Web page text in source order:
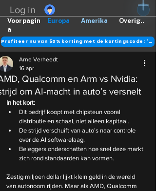
Log in
Europa Amerika Overig..
Voorpagin
a
Profiteer nu van 50% korting met de kortingscode: "DANK"
Qualcomm en Arm vs Nvidia:
om AI-macht in auto’s versnelt
Arne Verheedt
16 apr
In het kort:
Dit bedrijf koopt met chipsteun vooral
distributie en schaal, niet alleen kapitaal.
De strijd verschuift van auto’s naar controle
over de AI softwarelaag.
Beleggers onderschatten hoe snel deze markt
zich rond standaarden kan vormen.
Zestig miljoen dollar lijkt klein geld in de wereld
van autonoom rijden. Maar als AMD, Qualcomm